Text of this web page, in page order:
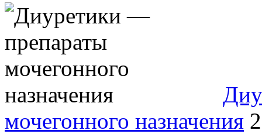
мочегонного назначения